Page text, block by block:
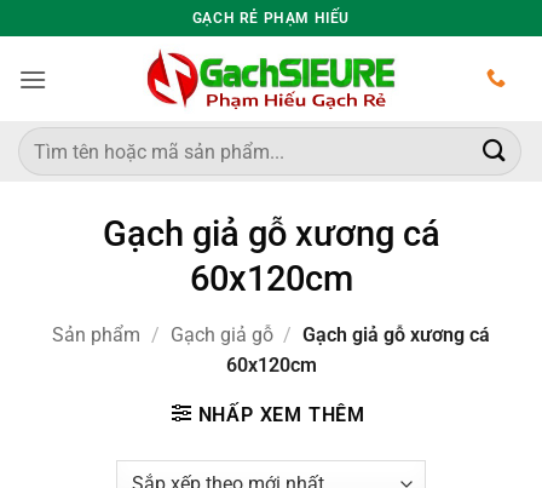
qua
nội
GẠCH RẺ PHẠM HIẾU
Tìm
kiếm:
Gạch giả gỗ xương cá
60x120cm
Sản phẩm / Gạch giả gỗ / Gạch giả gỗ xương cá
60x120cm
NHẤP XEM THÊM